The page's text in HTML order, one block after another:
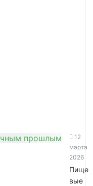
12
марта
2026
Пище
вые